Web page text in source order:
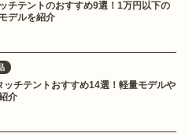
チテントのおすすめ9選！1万円以下の
デルを紹介
ッチテントおすすめ14選！軽量モデルや
介